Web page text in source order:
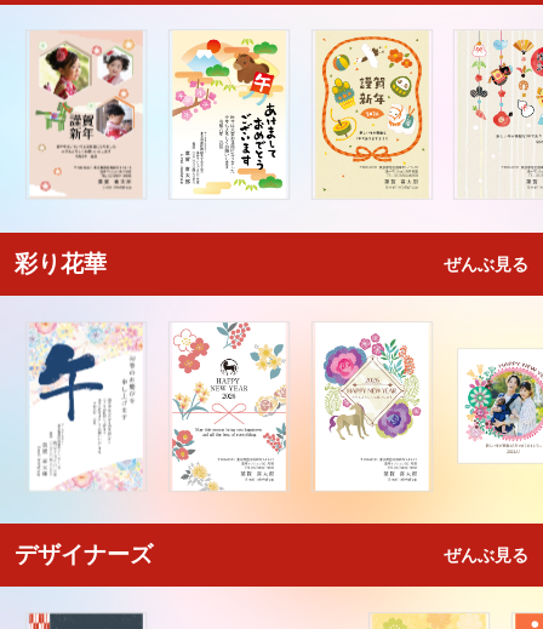
彩り花華 ぜんぶ見る
デザイナーズ ぜんぶ見る